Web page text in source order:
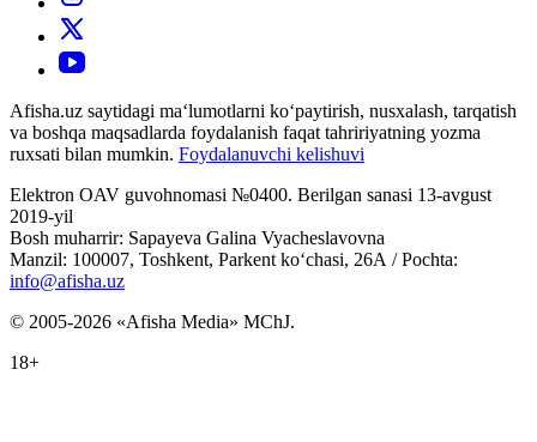
Afisha.uz saytidagi ma‘lumotlarni ko‘paytirish, nusxalash, tarqatish
va boshqa maqsadlarda foydalanish faqat tahririyatning yozma
ruxsati bilan mumkin. Foydalanuvchi kelishuvi
Elektron OAV guvohnomasi №0400. Berilgan sanasi 13-avgust
2019-yil
Bosh muharrir: Sapayeva Galina Vyacheslavovna
Manzil: 100007, Toshkent, Parkent ko‘chasi, 26А / Pochta:
info@afisha.uz
© 2005-2026 «Afisha Media» MChJ.
18+